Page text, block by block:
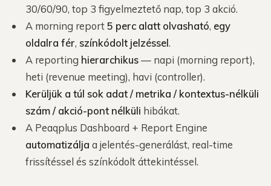
30/60/90, top 3 figyelmeztető nap, top 3 akció.
A morning report5 perc alatt olvasható, egy
oldalra fér, színkódolt jelzéssel.
A reporting hierarchikus— napi (morning report),
heti (revenue meeting), havi (controller).
Kerüljük a túl sok adat / metrika / kontextus-nélküli
szám / akció-pont nélküli hibákat.
A Peaqplus Dashboard + Report Engine
automatizálja a jelentés-generálást, real-time
frissítéssel és színkódolt áttekintéssel.